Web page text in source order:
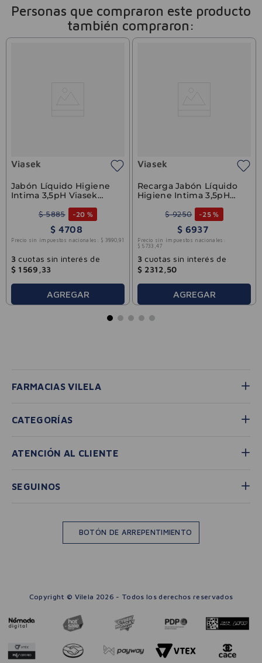
＋
Personas que compraron este producto
también compraron:
Viasek
Jabón Líquido Higiene
Intima 3,5pH Viasek
$ 5885 -20 %
$ 4708
Precio sin impuestos nacionales: $ 3890 ,91
3cuotas sin interés de
$ 1569 33
AGREGAR
Viasek
Recarga Jabón Líquido
Higiene Intima 3,5pH
$ 9250 -25 %
$ 6937
Precio sin impuestos nacionales:
$ 5733 47
3cuotas sin interés de
$ 2312 50
AGREGAR
FARMACIAS VILELA
CATEGORÍAS
ATENCIÓN AL CLIENTE
SEGUINOS
BOTÓN DE ARREPENTIMIENTO
Copyright © Vilela 2026 - Todos los derechos reservados